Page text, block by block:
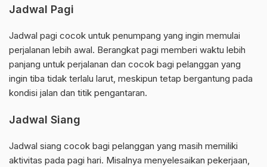
Jadwal Pagi
Jadwal pagi cocok untuk penumpang yang ingin memulai
perjalanan lebih awal. Berangkat pagi memberi waktu lebih
panjang untuk perjalanan dan cocok bagi pelanggan yang
ingin tiba tidak terlalu larut, meskipun tetap bergantung pada
kondisi jalan dan titik pengantaran.
Jadwal Siang
Jadwal siang cocok bagi pelanggan yang masih memiliki
aktivitas pada pagi hari. Misalnya menyelesaikan pekerjaan,